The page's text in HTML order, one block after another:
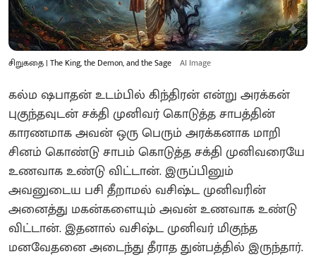
சிறுகதை | The King, the Demon, and the Sage AI Image
கல்ம ஷபாதன் உடம்பில் கிந்திரன் என்று அரக்கன்
புகுந்தவுடன் சக்தி முனிவர் கொடுத்த சாபத்தின்
காரணமாக அவன் ஒரு பெரும் அரக்கனாக மாறி
சினம் கொண்டு சாபம் கொடுத்த சக்தி முனிவரையே
உணவாக உண்டு விட்டான். இருப்பினும்
அவனுடைய பசி தீறாமல் வசிஷ்ட முனிவரின்
அனைத்து மகன்களையும் அவன் உணவாக உண்டு
விட்டான். இதனால் வசிஷ்ட முனிவர் மிகுந்த
மனவேதனை அடைந்து தீராத துன்பத்தில் இருந்தார்.